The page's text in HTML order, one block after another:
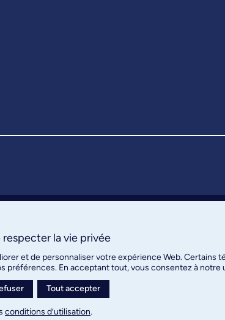
respecter la vie privée
et de personnaliser votre expérience Web.
préférences. En acceptant tout, vous consentez à
Tout accepter
conditions d’utilisation.